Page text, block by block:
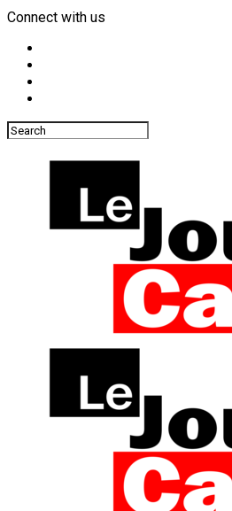
Connect with us